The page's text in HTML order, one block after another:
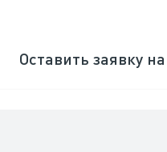
Оставить заявку